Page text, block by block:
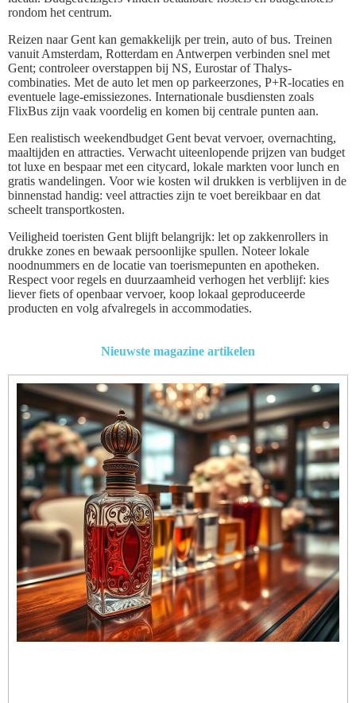
rondom het centrum.
Reizen naar Gent kan gemakkelijk per trein, auto of bus. Treinen
vanuit Amsterdam, Rotterdam en Antwerpen verbinden snel met
Gent; controleer overstappen bij NS, Eurostar of Thalys-
combinaties. Met de auto let men op parkeerzones, P+R-locaties en
eventuele lage-emissiezones. Internationale busdiensten zoals
FlixBus zijn vaak voordelig en komen bij centrale punten aan.
Een realistisch weekendbudget Gent bevat vervoer, overnachting,
maaltijden en attracties. Verwacht uiteenlopende prijzen van budget
tot luxe en bespaar met een citycard, lokale markten voor lunch en
gratis wandelingen. Voor wie kosten wil drukken is verblijven in de
binnenstad handig: veel attracties zijn te voet bereikbaar en dat
scheelt transportkosten.
Veiligheid toeristen Gent blijft belangrijk: let op zakkenrollers in
drukke zones en bewaak persoonlijke spullen. Noteer lokale
noodnummers en de locatie van toerismepunten en apotheken.
Respect voor regels en duurzaamheid verhogen het verblijf: kies
liever fiets of openbaar vervoer, koop lokaal geproduceerde
producten en volg afvalregels in accommodaties.
Nieuwste magazine artikelen